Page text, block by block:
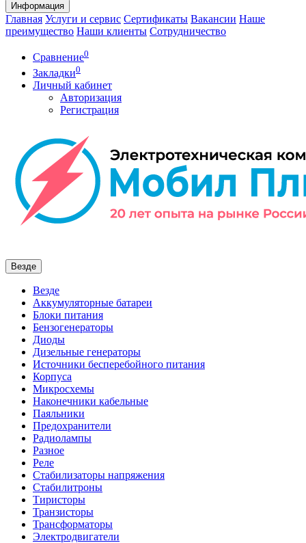
Информация
Главная Услуги и сервис Сертификаты Вакансии Наше
преимущество Наши клиенты Сотрудничество
Сравнение0
Закладки0
Личный кабинет
Авторизация
Регистрация
Везде
Везде
Аккумуляторные батареи
Блоки питания
Бензогенераторы
Диоды
Дизельные генераторы
Источники бесперебойного питания
Корпуса
Микросхемы
Наконечники кабельные
Паяльники
Предохранители
Радиолампы
Разное
Реле
Стабилизаторы напряжения
Стабилитроны
Тиристоры
Транзисторы
Трансформаторы
Электродвигатели